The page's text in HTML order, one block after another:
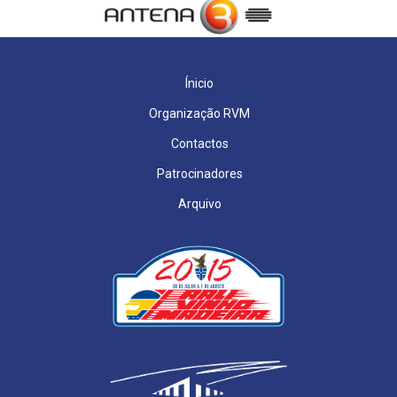
Ínicio
Organização RVM
Contactos
Patrocinadores
Arquivo